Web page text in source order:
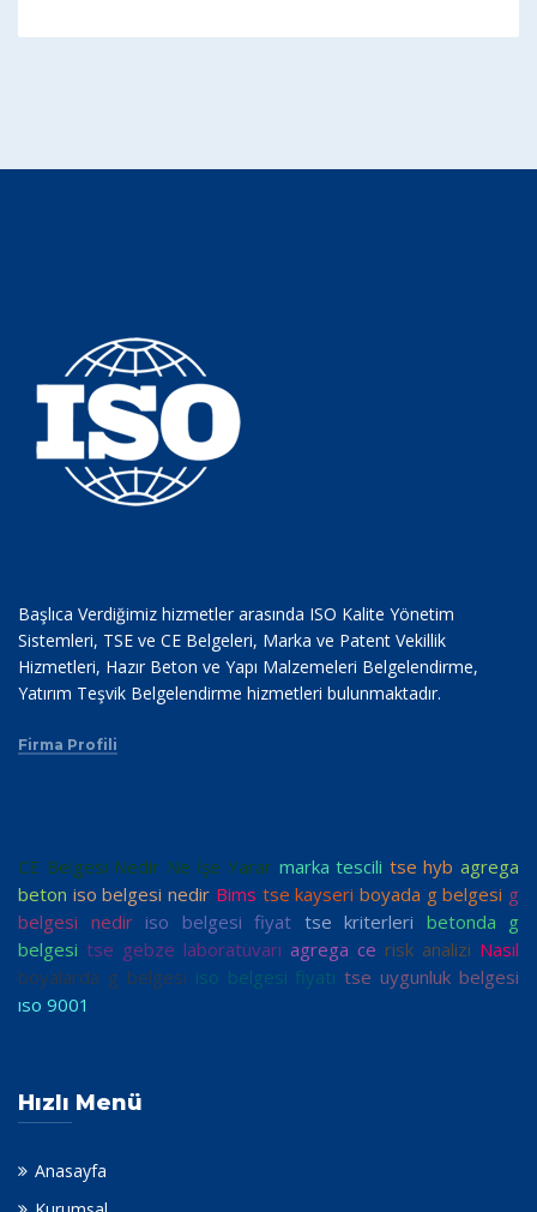
Başlıca Verdiğimiz hizmetler arasında ISO Kalite Yönetim
Sistemleri, TSE ve CE Belgeleri, Marka ve Patent Vekillik
Hizmetleri, Hazır Beton ve Yapı Malzemeleri Belgelendirme,
Yatırım Teşvik Belgelendirme hizmetleri bulunmaktadır.
Firma Profili
CE Belgesi Nedir Ne İşe Yarar marka tescili tse hyb agrega
beton iso belgesi nedir Bims tse kayseri boyada g belgesi g
belgesi nedir iso belgesi fiyat tse kriterleri betonda g
belgesi tse gebze laboratuvarı agrega ce risk analizi Nasıl
boyalarda g belgesi iso belgesi fiyatı tse uygunluk belgesi
ıso 9001
Hızlı Menü
Anasayfa